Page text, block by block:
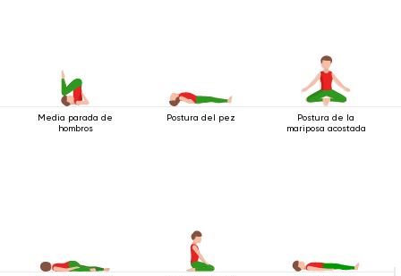
Media parada de
hombros
Postura del pez
Postura de la
mariposa acostada